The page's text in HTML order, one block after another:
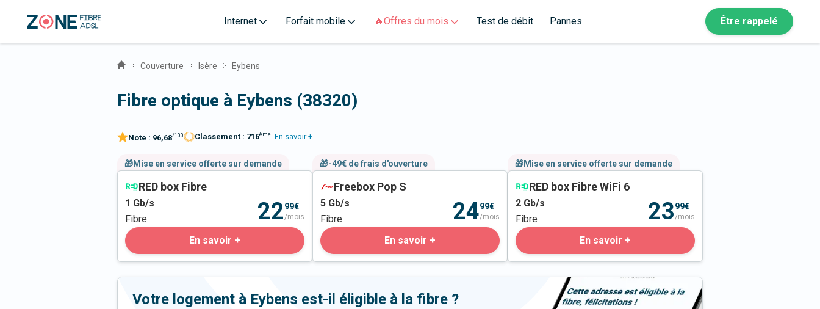
Internet Forfait mobile 🔥Offres du mois Test de débit Pannes Être rappelé
Couverture Isère Eybens
Fibre optique à Eybens (38320)
Note : 96,68/100 Classement : 716ème En savoir +
🎁Mise en service offerte sur demande
RED box Fibre
1 Gb/s
Fibre
2299€
/mois
En savoir +
🎁-49€ de frais d'ouverture
Freebox Pop S
5 Gb/s
Fibre
2499€
/mois
En savoir +
🎁Mise en service offerte sur demande
RED box Fibre WiFi 6
2 Gb/s
Fibre
2399€
/mois
En savoir +
Votre logement à Eybens est-il éligible à la fibre ?